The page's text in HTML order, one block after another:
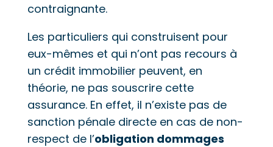
contraignante.
Les particuliers qui construisent pour
eux-mêmes et qui n’ont pas recours à
un crédit immobilier peuvent, en
théorie, ne pas souscrire cette
assurance. En effet, il n’existe pas de
sanction pénale directe en cas de non-
respect de l’obligation dommages